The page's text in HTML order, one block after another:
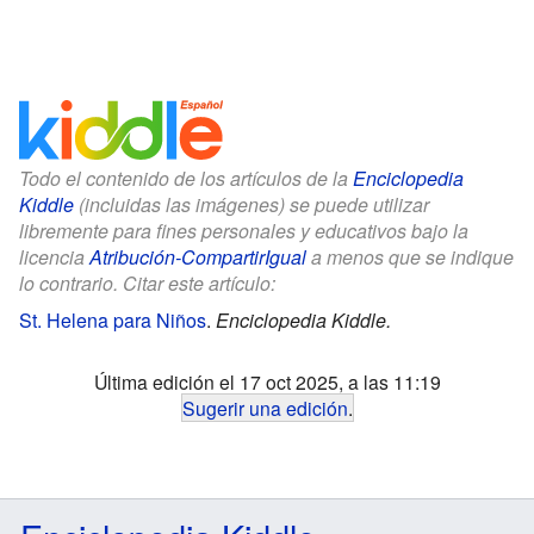
Todo el contenido de los artículos de la Enciclopedia
Kiddle (incluidas las imágenes) se puede utilizar
libremente para fines personales y educativos bajo la
licencia Atribución-CompartirIguala menos que se indique
lo contrario. Citar este artículo:
St. Helena para Niños. Enciclopedia Kiddle.
Última edición el 17 oct 2025, a las 11:19
Sugerir una edición.